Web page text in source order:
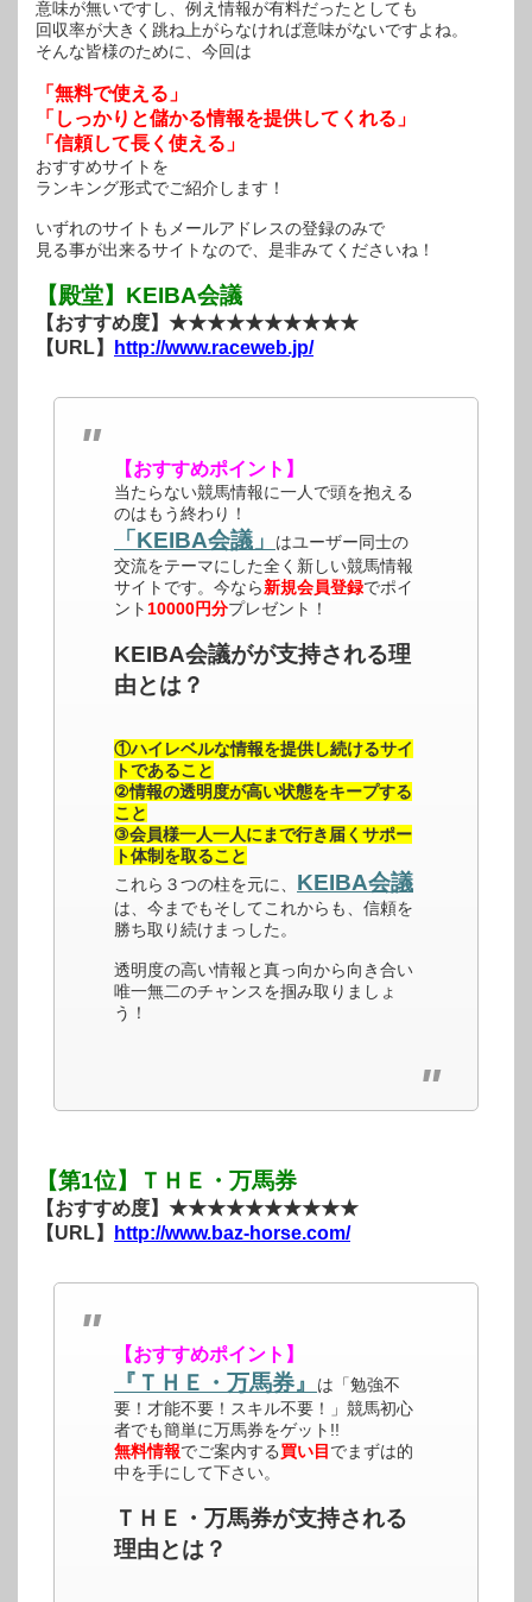
意味が無いですし、例え情報が有料だったとしても
回収率が大きく跳ね上がらなければ意味がないですよね。
そんな皆様のために、今回は
「無料で使える」
「しっかりと儲かる情報を提供してくれる」
「信頼して長く使える」
おすすめサイトを
ランキング形式でご紹介します！
いずれのサイトもメールアドレスの登録のみで
見る事が出来るサイトなので、是非みてくださいね！
【殿堂】KEIBA会議
【おすすめ度】★★★★★★★★★★
【URL】
http://www.raceweb.jp/
【おすすめポイント】
当たらない競馬情報に一人で頭を抱える
のはもう終わり！
「KEIBA会議」
はユーザー同士の
交流をテーマにした全く新しい競馬情報
サイトです。今なら新規会員登録でポイ
ント10000円分プレゼント！
KEIBA会議がが支持される理
由とは？
①ハイレベルな情報を提供し続けるサイ
トであること
②情報の透明度が高い状態をキープする
こと
③会員様一人一人にまで行き届くサポー
ト体制を取ること
これら３つの柱を元に、 KEIBA会議
は、今までもそしてこれからも、信頼を
勝ち取り続けまっした。
透明度の高い情報と真っ向から向き合い
唯一無二のチャンスを掴み取りましょ
う！
【第1位】ＴＨＥ・万馬券
【おすすめ度】★★★★★★★★★★
【URL】
http://www.baz-horse.com/
【おすすめポイント】
『ＴＨＥ・万馬券』
は「勉強不
要！才能不要！スキル不要！」競馬初心
者でも簡単に万馬券をゲット!!
無料情報でご案内する買い目 でまずは的
中を手にして下さい。
ＴＨＥ・万馬券が支持される
理由とは？